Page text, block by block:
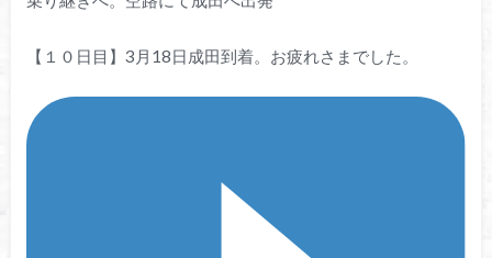
【１０日目】3月18日成田到着。お疲れさまでした。